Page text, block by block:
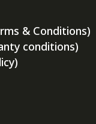
& Conditions)
conditions)